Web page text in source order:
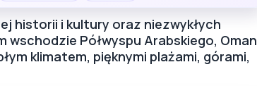
historii i kultury oraz niezwykłych
Półwyspu Arabskiego, Oman
klimatem, pięknymi plażami, górami,